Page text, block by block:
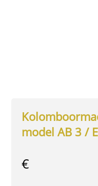
model AB 3 /
€